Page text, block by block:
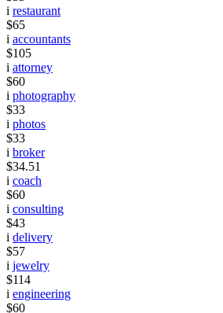
i restaurant
$65
i accountants
$105
i attorney
$60
i photography
$33
i photos
$33
i broker
$34.51
i coach
$60
i consulting
$43
i delivery
$57
i jewelry
$114
i engineering
$60